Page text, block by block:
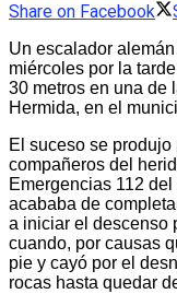
Share on Facebook
Un escalador
miércoles por la
30 metros en una de
Hermida, en el
El suceso se
compañeros del
Emergencias 112
acababa de
a iniciar el descenso
cuando, por causas
pie y cayó por el
rocas hasta quedar